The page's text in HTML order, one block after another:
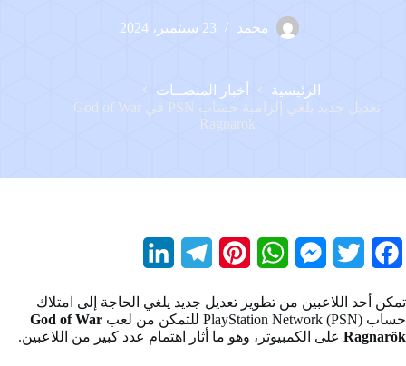
محمد 23 سبتمبر، 2024
الرئيسية
أخبار المنصــات
تعديل جديد يلغي إلزامية حساب PSN في God of War
Ragnarök
e
i
t
M
s
s
W
a
t
n
t
e
k
تمكن أحد اللاعبين من تطوير تعديل جديد يلغي الحاجة إلى امتلاك
حساب PlayStation Network (PSN) للتمكن من لعب
God of War
Ragnarök على الكمبيوتر، وهو ما أثار اهتمام عدد كبير من اللاعبين.